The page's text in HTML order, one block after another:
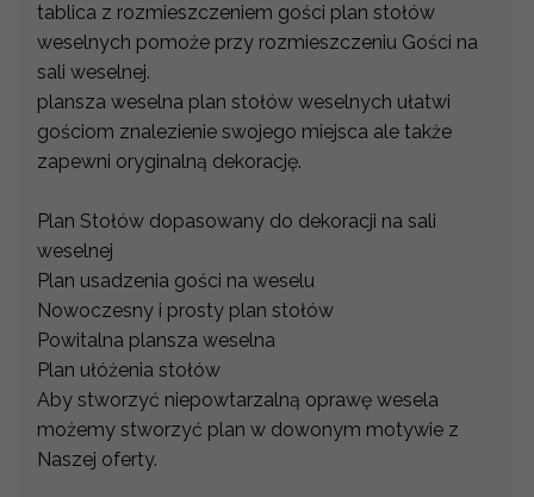
tablica z rozmieszczeniem gości plan stołów
weselnych pomoże przy rozmieszczeniu Gości na
sali weselnej.
plansza weselna plan stołów weselnych ułatwi
gościom znalezienie swojego miejsca ale także
zapewni oryginalną dekorację.
Plan Stołów dopasowany do dekoracji na sali
weselnej
Plan usadzenia gości na weselu
Nowoczesny i prosty plan stołów
Powitalna plansza weselna
Plan ułóżenia stołów
Aby stworzyć niepowtarzalną oprawę wesela
możemy stworzyć plan w dowonym motywie z
Naszej oferty.